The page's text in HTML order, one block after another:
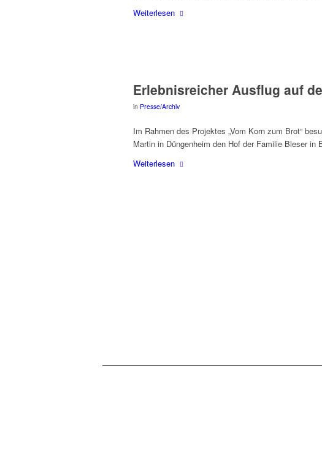
Wei­ter­le­sen
Erleb­nis­rei­cher Aus­flug auf
in Presse/Archiv
Im Rah­men des Pro­jek­tes „Vom Korn zum Brot“
Mar­tin in Dün­gen­heim den Hof der Fami­lie Ble­ser in
Wei­ter­le­sen